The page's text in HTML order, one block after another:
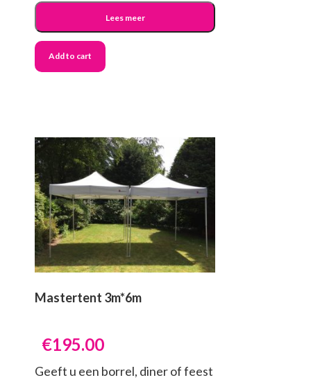
Lees meer
Add to cart
Mastertent 3m*6m
€195.00
Geeft u een borrel, diner of feest